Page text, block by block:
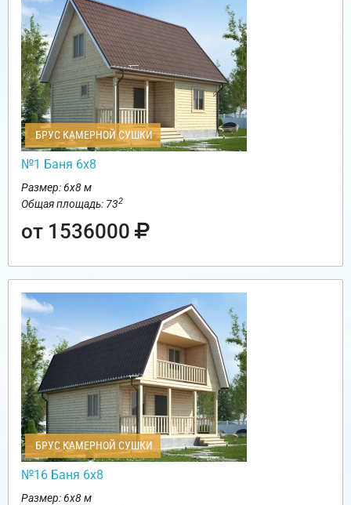
БРУС КАМЕРНОЙ СУШКИ
№1 Баня 6х8
Размер: 6х8 м
Общая площадь: 732
от 1536000
БРУС КАМЕРНОЙ СУШКИ
№16 Баня 6х8
Размер: 6х8 м